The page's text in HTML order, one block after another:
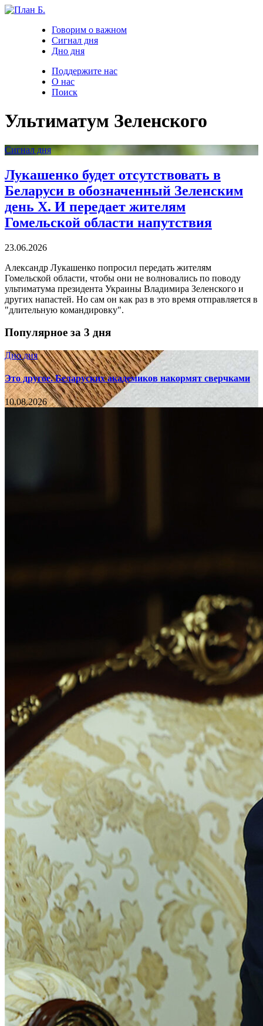
Говорим о важном
Сигнал дня
Дно дня
Поддержите нас
О нас
Поиск
Ультиматум Зеленского
Сигнал дня
Лукашенко будет отсутствовать в
Беларуси в обозначенный Зеленским
день Х. И передает жителям
Гомельской области напутствия
23.06.2026
Александр Лукашенко попросил передать жителям
Гомельской области, чтобы они не волновались по поводу
ультиматума президента Украины Владимира Зеленского и
других напастей. Но сам он как раз в это время отправляется в
"длительную командировку".
Популярное за 3 дня
Дно дня
Это другое. Беларуских академиков накормят сверчками
10.08.2026